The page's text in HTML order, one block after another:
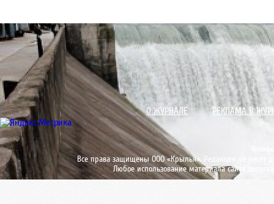
О ЖУРНАЛЕ РЕКЛАМА В
Все права защищены ООО «Крылья». Редакция не несет
Любое использование материала сайта